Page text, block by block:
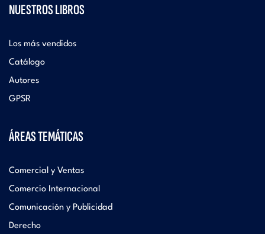
NUESTROS LIBROS
Los más vendidos
Catálogo
Autores
GPSR
ÁREAS TEMÁTICAS
Comercial y Ventas
Comercio Internacional
Comunicación y Publicidad
Derecho